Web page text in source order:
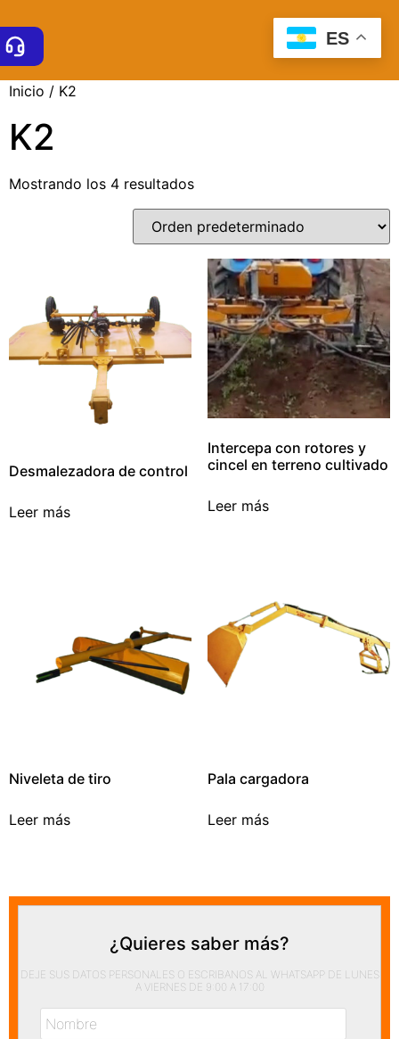
Inicio / K2
K2
Mostrando los 4 resultados
Desmalezadora de control
Leer más
Intercepa con rotores y
cincel en terreno cultivado
Leer más
Niveleta de tiro
Leer más
Pala cargadora
Leer más
¿Quieres saber más?
DEJE SUS DATOS PERSONALES O ESCRIBANOS AL WHATSAPP DE LUNES
A VIERNES DE 9:00 A 17:00
ES